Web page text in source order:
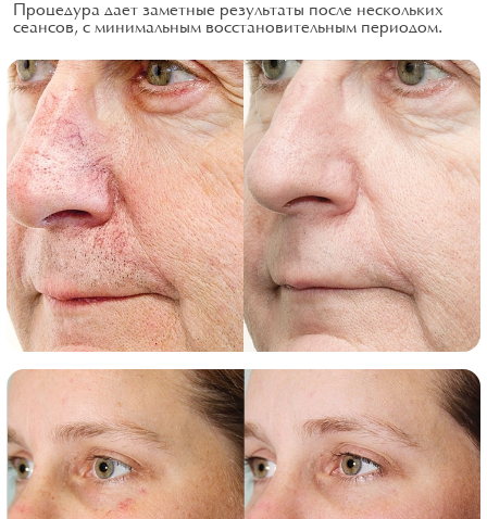
Процедура дает заметные результаты после нескольких
сеансов, с минимальным восстановительным периодом.